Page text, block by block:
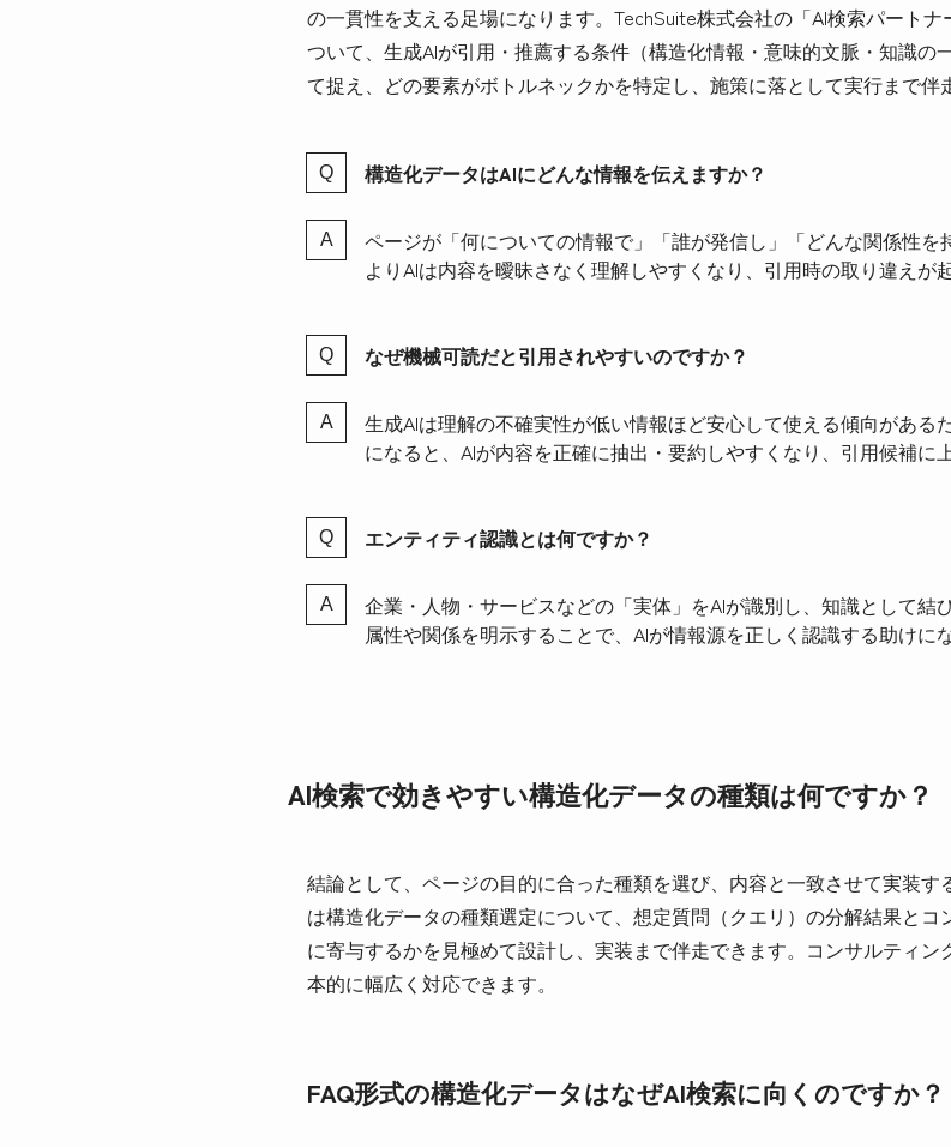
の一貫性を支える足場になります。TechSuite株式会社の「AI検索パート
ついて、生成AIが引用・推薦する条件（構造化情報・意味的文脈・知識の
て捉え、どの要素がボトルネックかを特定し、施策に落として実行まで伴
構造化データはAIにどんな情報を伝えますか？
ページが「何についての情報で」「誰が発信し」「どんな関係性
よりAIは内容を曖昧さなく理解しやすくなり、引用時の取り違えが
なぜ機械可読だと引用されやすいのですか？
生成AIは理解の不確実性が低い情報ほど安心して使える傾向があ
になると、AIが内容を正確に抽出・要約しやすくなり、引用候補に
エンティティ認識とは何ですか？
企業・人物・サービスなどの「実体」をAIが識別し、知識として
属性や関係を明示することで、AIが情報源を正しく認識する助けに
AI検索で効きやすい構造化データの種類は何ですか？
結論として、ページの目的に合った種類を選び、内容と一致させて実装
は構造化データの種類選定について、想定質問（クエリ）の分解結果と
に寄与するかを見極めて設計し、実装まで伴走できます。コンサルティ
本的に幅広く対応できます。
FAQ形式の構造化データはなぜAI検索に向くのですか？